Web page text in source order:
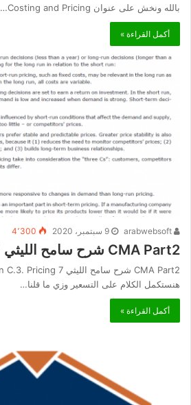
بالله ونخش على عنوان Costing and Pricing…
أكمل القراءة »
9 سبتمبر، 2020 4٬300
CMA Part2 شرح سامح الليثي 7
هنستكمل الكلام على التسعير وزي ما قلنا…
أكمل القراءة »